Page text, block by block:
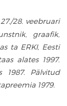
28. veebruari
graafik,
ta ERKI, Eesti
alates 1997.
1987. Pälvitud
1979.